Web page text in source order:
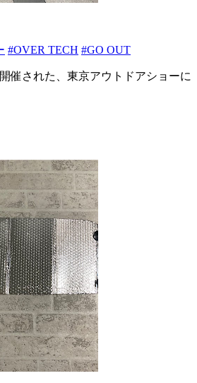
#OVER TECH #GO OUT
催された、東京アウトドアショーに